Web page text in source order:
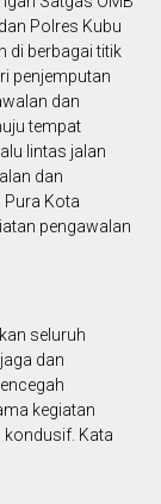
Polres Kubu
di berbagai titik
penjemputan
dan
tempat
lintas jalan
dan
Pura Kota
pengawalan
seluruh
dan
kegiatan
Kata